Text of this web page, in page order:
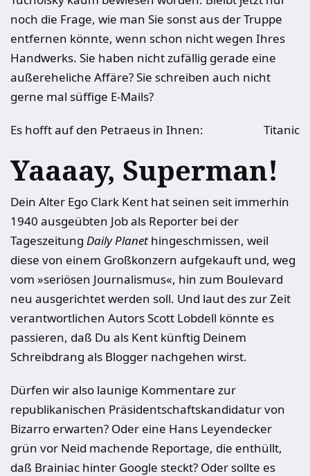
noch die Frage, wie man Sie sonst aus der Truppe
entfernen könnte, wenn schon nicht wegen Ihres
Handwerks. Sie haben nicht zufällig gerade eine
außereheliche Affäre? Sie schreiben auch nicht
gerne mal süffige E-Mails?
Es hofft auf den Petraeus in Ihnen: Titanic
Yaaaay, Superman!
Dein Alter Ego Clark Kent hat seinen seit immerhin
1940 ausgeübten Job als Reporter bei der
Tageszeitung Daily Planet hingeschmissen, weil
diese von einem Großkonzern aufgekauft und, weg
vom »seriösen Journalismus«, hin zum Boulevard
neu ausgerichtet werden soll. Und laut des zur Zeit
verantwortlichen Autors Scott Lobdell könnte es
passieren, daß Du als Kent künftig Deinem
Schreibdrang als Blogger nachgehen wirst.
Dürfen wir also launige Kommentare zur
republikanischen Präsidentschaftskandidatur von
Bizarro erwarten? Oder eine Hans Leyendecker
grün vor Neid machende Reportage, die enthüllt,
daß Brainiac hinter Google steckt? Oder sollte es